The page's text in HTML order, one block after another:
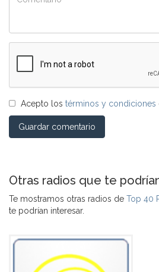
Acepto los términos y condiciones
Guardar comentario
Otras radios que te
Te mostramos otras radios de Top 40
te podrían interesar.